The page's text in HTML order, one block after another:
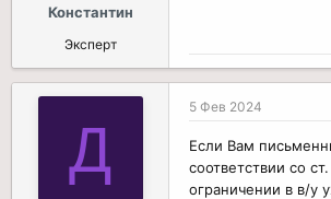
Константин
Эксперт
Д
5 Фев 2024
Если Вам
соответствии со
ограничении в в/у